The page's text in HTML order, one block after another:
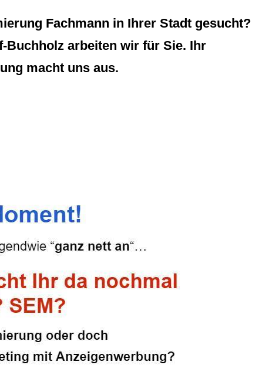
Fachmann in Ihrer Stadt gesucht?
Buchholz arbeiten wir für Sie. Ihr
macht uns aus.